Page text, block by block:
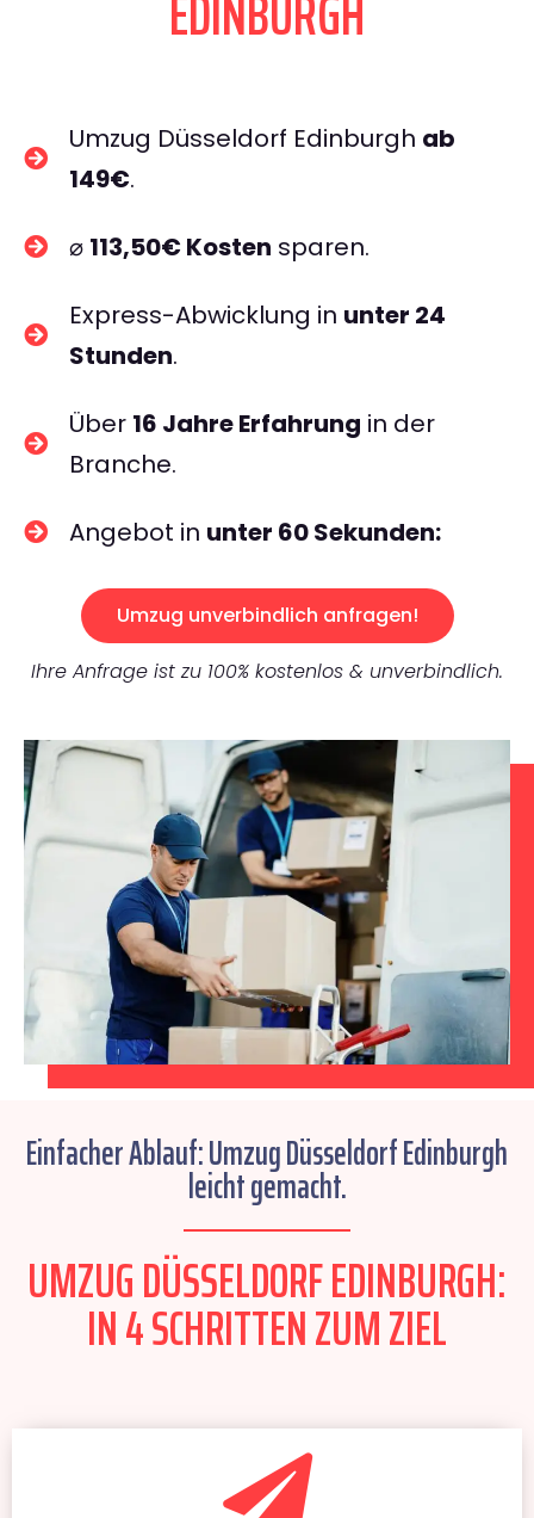
Umzug Düsseldorf Edinburgh ab
149€.
⌀ 113,50€ Kosten sparen.
Express-Abwicklung in unter 24
Stunden.
Über 16 Jahre Erfahrung in der
Branche.
Angebot in unter 60 Sekunden:
Umzug unverbindlich anfragen!
Ihre Anfrage ist zu 100% kostenlos & unverbindlich.
Einfacher Ablauf: Umzug Düsseldorf Edinburgh
leicht gemacht.
UMZUG DÜSSELDORF EDINBURGH:
IN 4 SCHRITTEN ZUM ZIEL